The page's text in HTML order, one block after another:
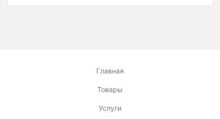
Главная
Товары
Услуги